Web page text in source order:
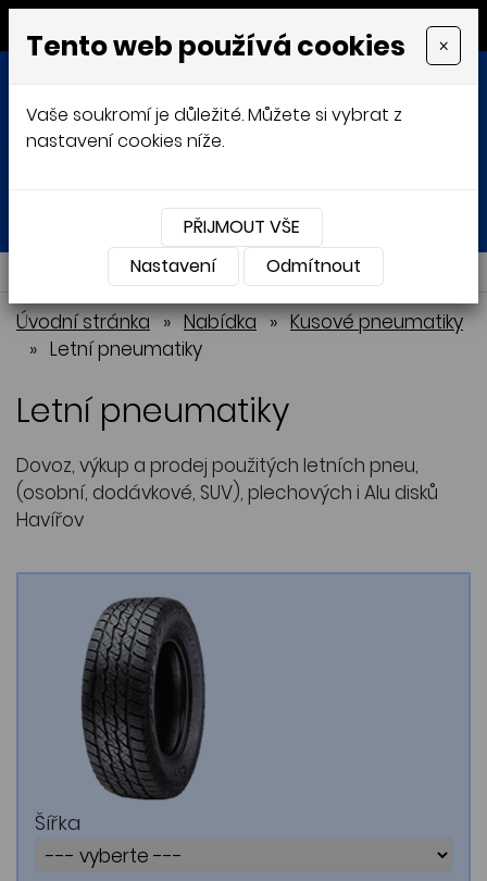
MENU
Přihlásit Košík
NABÍDKA
Úvodní stránka » Nabídka » Kusové pneumatiky
» Letní pneumatiky
Letní pneumatiky
Dovoz, výkup a prodej použitých letních pneu,
(osobní, dodávkové, SUV), plechových i Alu disků
Havířov
Šířka
Tento web používá cookies ×
Vaše soukromí je důležité. Můžete si vybrat z
nastavení cookies níže.
PŘIJMOUT VŠE
Nastavení
Odmítnout